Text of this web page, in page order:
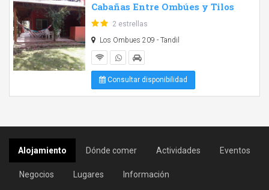
Cabañas Entre Ombúes y Tilos
2 estrellas
Los Ombues 209 - Tandil
Consultar disponibilidad
Alojamiento Dónde comer Actividades Eventos
Negocios Lugares Información